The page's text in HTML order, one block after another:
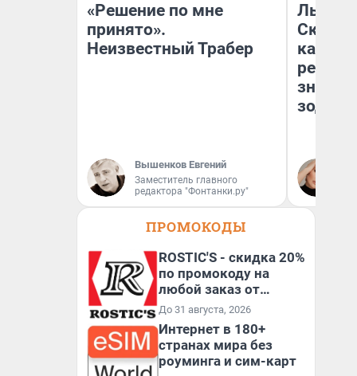
«Решение по мне
принято».
Неизвестный Трабер
Вышенков Евгений
Заместитель главного
редактора "Фонтанки.ру"
Львам
ПРОМОКОДЫ
ROSTIC'S - скидка 20%
по промокоду на
любой заказ от
3199₽!
До 31 августа, 2026
Интернет в 180+
странах мира без
роуминга и сим-карт